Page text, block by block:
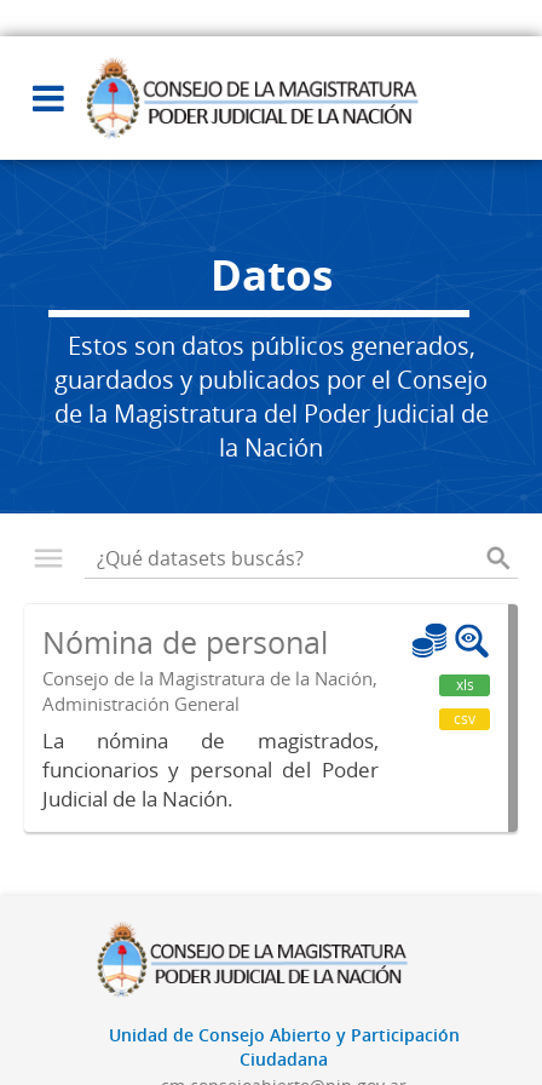
Datos
Estos son datos públicos generados,
guardados y publicados por el Consejo
de la Magistratura del Poder Judicial de
la Nación
Nómina de personal
Consejo de la Magistratura de la Nación,
Administración General
La nómina de magistrados,
funcionarios y personal del Poder
Judicial de la Nación.
xls
csv
Unidad de Consejo Abierto y Participación
Ciudadana